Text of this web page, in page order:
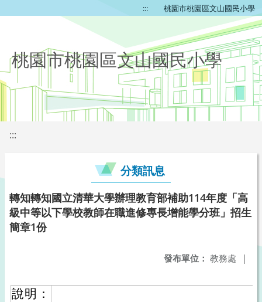
::: 桃園市桃園區文山國民小學
桃園市桃園區文山國民小學
:::
分類訊息
轉知轉知國立清華大學辦理教育部補助114年度「高
級中等以下學校教師在職進修專長增能學分班」招生
簡章1份
發布單位： 教務處 |
說明：